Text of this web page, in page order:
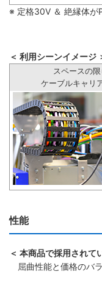
※ 定格30V ＆ 絶縁体が
＜ 利用シーンイメージ
スペースの
ケーブルキャリ
性能
＜ 本商品で採用され
屈曲性能と価格のバ